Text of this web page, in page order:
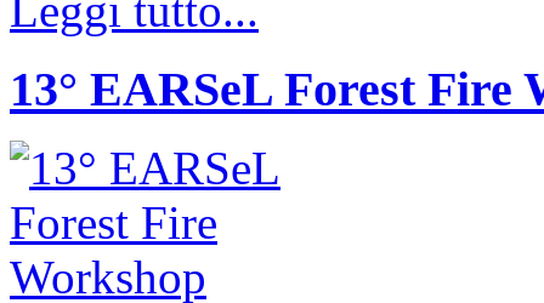
Leggi tutto...
13° EARSeL Forest Fire